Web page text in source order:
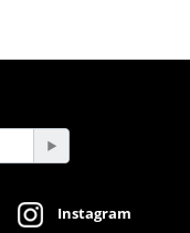
Instagram